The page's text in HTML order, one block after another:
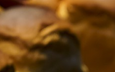
비
게
이